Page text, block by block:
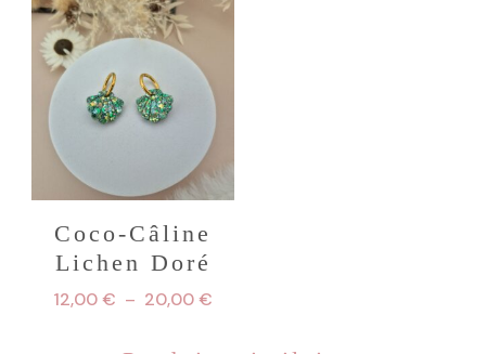
Coco-Câline
Lichen Doré
12,00€ – 20,00€